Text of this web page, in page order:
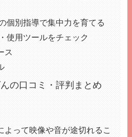
個別指導で集中力を育てる
使用ツールをチェック
ス
の口コミ・評判まとめ
よって映像や音が途切れるこ